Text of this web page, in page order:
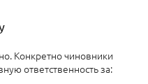
Конкретно чиновники
ответственность за: